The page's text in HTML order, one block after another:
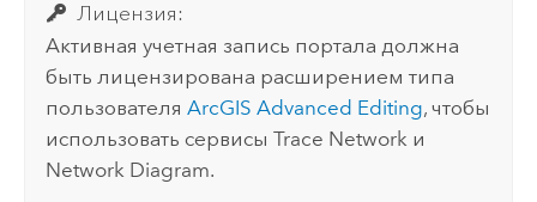
Лицензия:
Активная учетная запись портала должна
быть лицензирована расширением типа
пользователяArcGIS Advanced Editing, чтобы
использовать сервисы Trace Network и
Network Diagram.